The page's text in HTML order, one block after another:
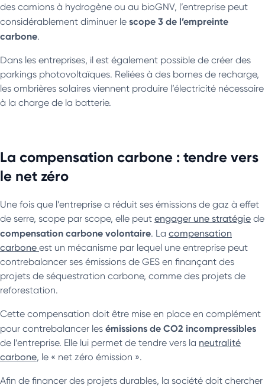
des camions à hydrogène ou au bioGNV, l’entreprise peut
considérablement diminuer le scope 3 de l’empreinte
carbone.
Dans les entreprises, il est également possible de créer des
parkings photovoltaïques. Reliées à des bornes de recharge,
les ombrières solaires viennent produire l’électricité nécessaire
à la charge de la batterie.
La compensation carbone : tendre vers
le net zéro
Une fois que l’entreprise a réduit ses émissions de gaz à effet
de serre, scope par scope, elle peut engager une stratégie de
compensation carbone volontaire. La compensation
carbone est un mécanisme par lequel une entreprise peut
contrebalancer ses émissions de GES en finançant des
projets de séquestration carbone, comme des projets de
reforestation.
Cette compensation doit être mise en place en complément
pour contrebalancer les émissions de CO2 incompressibles
de l’entreprise. Elle lui permet de tendre vers la neutralité
carbone, le « net zéro émission ».
Afin de financer des projets durables, la société doit chercher